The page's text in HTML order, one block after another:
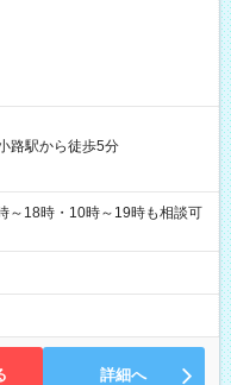
路駅から徒歩5分
18時・10時～19時も相談可
詳細へ